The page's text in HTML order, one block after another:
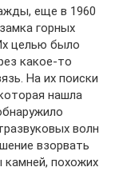
еще в 1960
горных
целью было
какое-то
На их поиски
нашла
волн
взорвать
камней, похожих